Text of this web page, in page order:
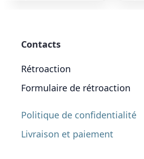
Contacts
Rétroaction
Formulaire de rétroaction
Politique de confidentialité
Livraison et paiement